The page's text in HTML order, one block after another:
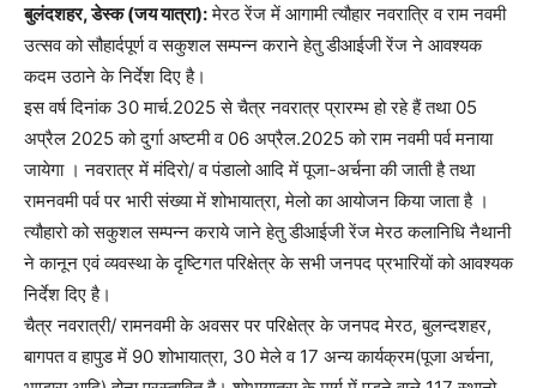
बुलंदशहर, डेस्क (जय यात्रा):मेरठ रेंज में आगामी त्यौहार नवरात्रि व राम नवमी
उत्सव को सौहार्दपूर्ण व सकुशल सम्पन्न कराने हेतु डीआईजी रेंज ने आवश्यक
कदम उठाने के निर्देश दिए है।
इस वर्ष दिनांक 30 मार्च.2025 से चैत्र नवरात्र प्रारम्भ हो रहे हैं तथा 05
अप्रैल 2025 को दुर्गा अष्टमी व 06 अप्रैल.2025 को राम नवमी पर्व मनाया
जायेगा । नवरात्र में मंदिरो/ व पंडालो आदि में पूजा-अर्चना की जाती है तथा
रामनवमी पर्व पर भारी संख्या में शोभायात्रा, मेलो का आयोजन किया जाता है ।
त्यौहारो को सकुशल सम्पन्न कराये जाने हेतु डीआईजी रेंज मेरठ कलानिधि नैथानी
ने कानून एवं व्यवस्था के दृष्टिगत परिक्षेत्र के सभी जनपद प्रभारियों को आवश्यक
निर्देश दिए है।
चैत्र नवरात्री/ रामनवमी के अवसर पर परिक्षेत्र के जनपद मेरठ, बुलन्दशहर,
बागपत व हापुड में 90 शोभायात्रा, 30 मेले व 17 अन्य कार्यक्रम(पूजा अर्चना,